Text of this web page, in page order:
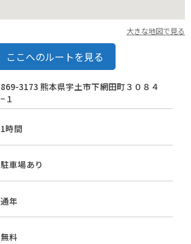
大きな地図で見る
ここへのルートを見る
869-3173 熊本県宇土市下網田町３０８４
−１
1時間
駐車場あり
通年
無料